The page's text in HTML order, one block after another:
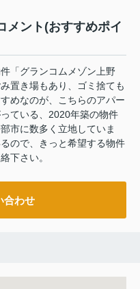
メント(おすすめポイ
「グランコムメゾン上野
置き場もあり、ゴミ捨ても
めなのが、こちらのアパー
ている、2020年築の物件
市に数多く立地していま
ので、きっと希望する物件
下さい。
合わせ